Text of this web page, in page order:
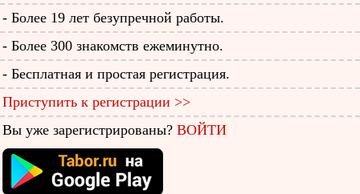
- Более 19 лет безупречной работы.
- Более 300 знакомств ежеминутно.
- Бесплатная и простая регистрация.
Приступить к регистрации >>
Вы уже зарегистрированы? ВОЙТИ